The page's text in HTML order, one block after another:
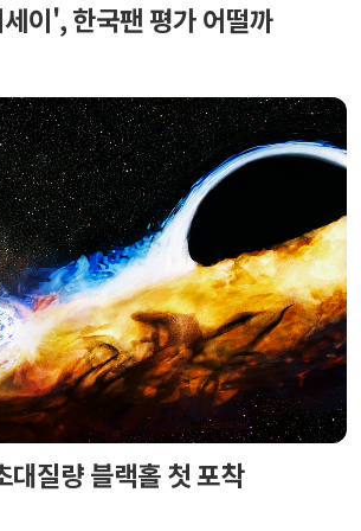
이', 한국팬 평가 어떨까
대질량 블랙홀 첫 포착